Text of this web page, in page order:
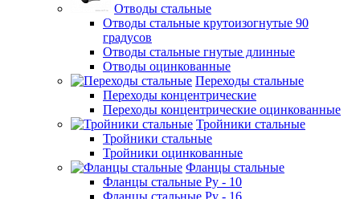
Отводы стальные
Отводы стальные крутоизогнутые 90
градусов
Отводы стальные гнутые длинные
Отводы оцинкованные
Переходы стальные
Переходы концентрические
Переходы концентрические оцинкованные
Тройники стальные
Тройники стальные
Тройники оцинкованные
Фланцы стальные
Фланцы стальные Ру - 10
Фланцы стальные Ру - 16